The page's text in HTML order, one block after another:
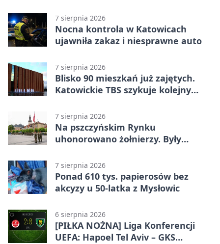
7 sierpnia 2026
Nocna kontrola w Katowicach
ujawniła zakaz i niesprawne auto
7 sierpnia 2026
Blisko 90 mieszkań już zajętych.
Katowickie TBS szykuje kolejny
7 sierpnia 2026
Na pszczyńskim Rynku
uhonorowano żołnierzy. Były
7 sierpnia 2026
Ponad 610 tys. papierosów bez
akcyzy u 50-latka z Mysłowic
6 sierpnia 2026
[PIŁKA NOŻNA] Liga Konferencji
UEFA: Hapoel Tel Aviv – GKS